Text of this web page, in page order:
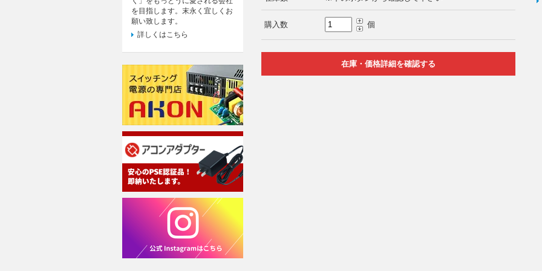
購入数 個
在庫・価格詳細を確認する
を目指します。末永く宜しくお
願い致します。
詳しくはこちら